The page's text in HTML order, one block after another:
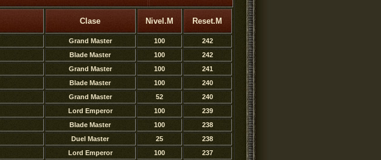
Clase Nivel.M Reset.M
Grand Master 100
242
Blade Master 100
242
Grand Master 100
241
Blade Master 100
240
Grand Master 52
240
Lord Emperor 100
239
Blade Master 100
238
Duel Master 25
238
Lord Emperor 100
237